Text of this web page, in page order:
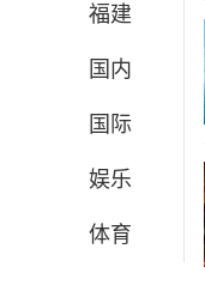
福建
国内
国际
娱乐
体育